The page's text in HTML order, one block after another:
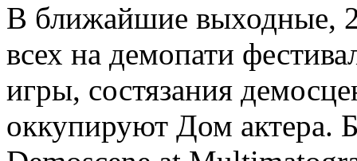
В ближайшие выходные,
всех на демопати
игры, состязания
оккупируют Дом актера.